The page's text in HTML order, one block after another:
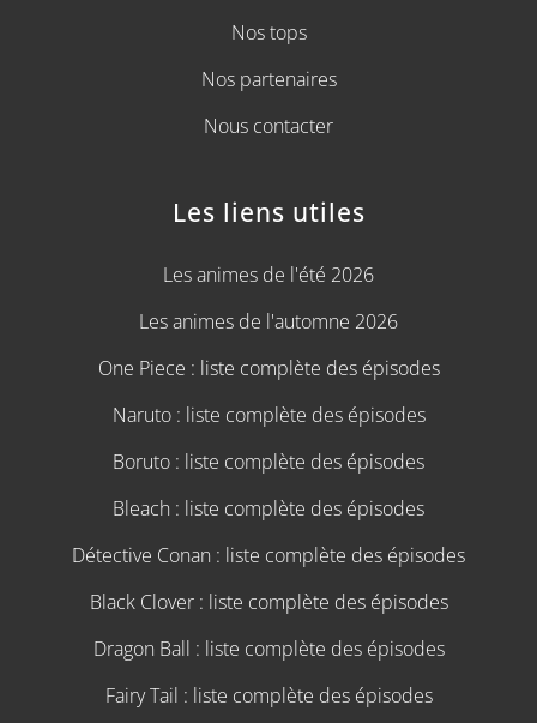
Nos tops
Nos partenaires
Nous contacter
Les liens utiles
Les animes de l'été 2026
Les animes de l'automne 2026
One Piece : liste complète des épisodes
Naruto : liste complète des épisodes
Boruto : liste complète des épisodes
Bleach : liste complète des épisodes
Détective Conan : liste complète des épisodes
Black Clover : liste complète des épisodes
Dragon Ball : liste complète des épisodes
Fairy Tail : liste complète des épisodes